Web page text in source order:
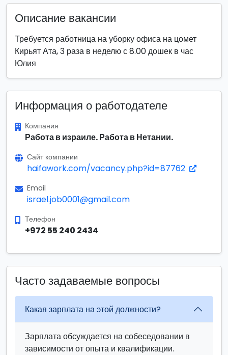
Описание вакансии
Требуется работница на уборку офиса на цомет
Кирьят Ата, 3 раза в неделю с 8.00 дошек в час
Юлия
Информация о работодателе
Компания
Работа в израиле. Работа в Нетании.
Сайт компании
haifawork.com/vacancy.php?id=87762
Email
israel.job0001@gmail.com
Телефон
+972 55 240 2434
Часто задаваемые вопросы
Какая зарплата на этой должности?
Зарплата обсуждается на собеседовании в
зависимости от опыта и квалификации.